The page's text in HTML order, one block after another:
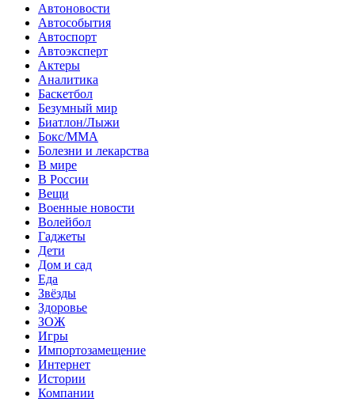
Автоновости
Автособытия
Автоспорт
Автоэксперт
Актеры
Аналитика
Баскетбол
Безумный мир
Биатлон/Лыжи
Бокс/MMA
Болезни и лекарства
В мире
В России
Вещи
Военные новости
Волейбол
Гаджеты
Дети
Дом и сад
Еда
Звёзды
Здоровье
ЗОЖ
Игры
Импортозамещение
Интернет
Истории
Компании